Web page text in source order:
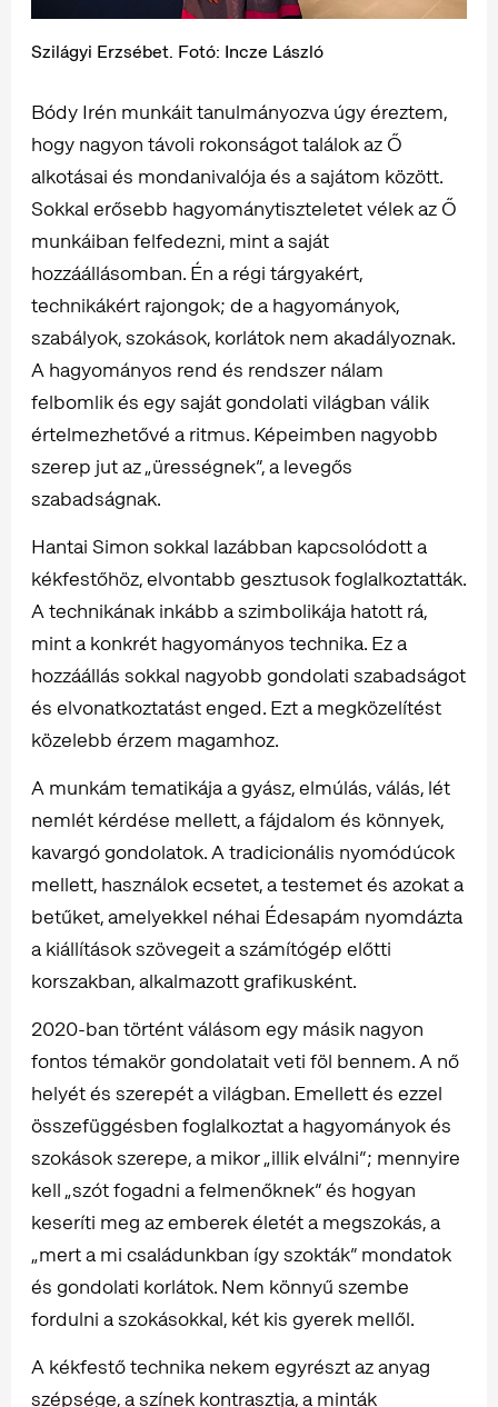
Szilágyi Erzsébet. Fotó: Incze László
Bódy Irén munkáit tanulmányozva úgy éreztem,
hogy nagyon távoli rokonságot találok az Ő
alkotásai és mondanivalója és a sajátom között.
Sokkal erősebb hagyománytiszteletet vélek az Ő
munkáiban felfedezni, mint a saját
hozzáállásomban. Én a régi tárgyakért,
technikákért rajongok; de a hagyományok,
szabályok, szokások, korlátok nem akadályoznak.
A hagyományos rend és rendszer nálam
felbomlik és egy saját gondolati világban válik
értelmezhetővé a ritmus. Képeimben nagyobb
szerep jut az „ürességnek”, a levegős
szabadságnak.
Hantai Simon sokkal lazábban kapcsolódott a
kékfestőhöz, elvontabb gesztusok foglalkoztatták.
A technikának inkább a szimbolikája hatott rá,
mint a konkrét hagyományos technika. Ez a
hozzáállás sokkal nagyobb gondolati szabadságot
és elvonatkoztatást enged. Ezt a megközelítést
közelebb érzem magamhoz.
A munkám tematikája a gyász, elmúlás, válás, lét
nemlét kérdése mellett, a fájdalom és könnyek,
kavargó gondolatok. A tradicionális nyomódúcok
mellett, használok ecsetet, a testemet és azokat a
betűket, amelyekkel néhai Édesapám nyomdázta
a kiállítások szövegeit a számítógép előtti
korszakban, alkalmazott grafikusként.
2020-ban történt válásom egy másik nagyon
fontos témakör gondolatait veti föl bennem. A nő
helyét és szerepét a világban. Emellett és ezzel
összefüggésben foglalkoztat a hagyományok és
szokások szerepe, a mikor „illik elválni”; mennyire
kell „szót fogadni a felmenőknek” és hogyan
keseríti meg az emberek életét a megszokás, a
„mert a mi családunkban így szokták” mondatok
és gondolati korlátok. Nem könnyű szembe
fordulni a szokásokkal, két kis gyerek mellől.
A kékfestő technika nekem egyrészt az anyag
szépsége, a színek kontrasztja, a minták